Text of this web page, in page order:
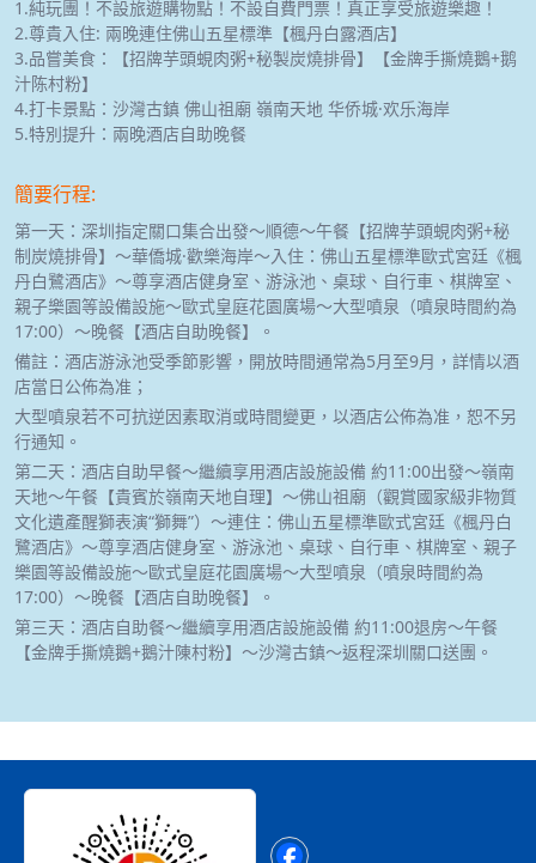
1.純玩團！不設旅遊購物點！不設自費門票！真正享受旅遊樂趣！
2.尊貴入住: 兩晚連住佛山五星標準【楓丹白露酒店】
3.品嘗美食：【招牌芋頭蜆肉粥+秘製炭燒排骨】【金牌手撕燒鵝+鹅
汁陈村粉】
4.打卡景點：沙灣古鎮 佛山祖廟 嶺南天地 华侨城·欢乐海岸
5.特別提升：兩晚酒店自助晚餐
簡要行程:
第一天：深圳指定關口集合出發～順德～午餐【招牌芋頭蜆肉粥+秘
制炭燒排骨】～華僑城·歡樂海岸～入住：佛山五星標準歐式宮廷《楓
丹白鷺酒店》～尊享酒店健身室、游泳池、桌球、自行車、棋牌室、
親子樂園等設備設施～歐式皇庭花園廣場～大型噴泉（噴泉時間約為
17:00）～晚餐【酒店自助晚餐】。
備註：酒店游泳池受季節影響，開放時間通常為5月至9月，詳情以酒
店當日公佈為准；
大型噴泉若不可抗逆因素取消或時間變更，以酒店公佈為准，恕不另
行通知。
第二天：酒店自助早餐～繼續享用酒店設施設備 約11:00出發～嶺南
天地～午餐【貴賓於嶺南天地自理】～佛山祖廟（觀賞國家級非物質
文化遺產醒獅表演“獅舞”）～連住：佛山五星標準歐式宮廷《楓丹白
鷺酒店》～尊享酒店健身室、游泳池、桌球、自行車、棋牌室、親子
樂園等設備設施～歐式皇庭花園廣場～大型噴泉（噴泉時間約為
17:00）～晚餐【酒店自助晚餐】。
第三天：酒店自助餐～繼續享用酒店設施設備 約11:00退房～午餐
【金牌手撕燒鵝+鵝汁陳村粉】～沙灣古鎮～返程深圳關口送團。